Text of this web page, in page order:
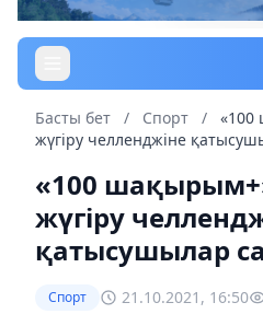
Басты бет / Спорт /
«100
жүгіру челленджіне
«100
жүгіру
қатысушылар
Спорт 21.10.2021, 16:50